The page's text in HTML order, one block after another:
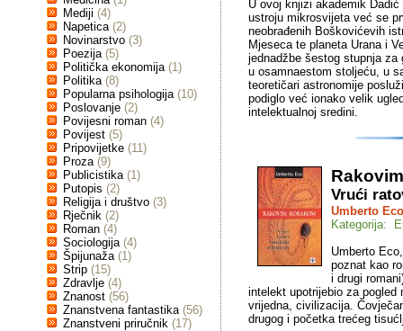
Mediji (4)
Napetica (2)
Novinarstvo (3)
Poezija (5)
Politička ekonomija (1)
Politika (8)
Popularna psihologija (10)
Poslovanje (2)
Povijesni roman (4)
Povijest (5)
Pripovijetke (11)
Proza (9)
Publicistika (1)
Putopis (2)
Religija i društvo (3)
Rječnik (2)
Roman (4)
Sociologija (4)
Špijunaža (1)
Strip (15)
Zdravlje (4)
Znanost (56)
Znanstvena fantastika (56)
Znanstveni priručnik (17)
U ovoj knjizi akademik
ustroju mikrosvijeta već se
neobrađenih Boškovićevih
Mjeseca te planeta Urana i
jednadžbe šestog stupnja
u osamnaestom stoljeću, u
teoretičari astronomije
podiglo već ionako velik
intelektualnoj sredini.
Vrući
Umberto Eco
Kategorija:
Umberto
poznat kao
i drugi
intelekt upotrijebio za
vrijedna, civilizacija.
drugog i početka trećeg